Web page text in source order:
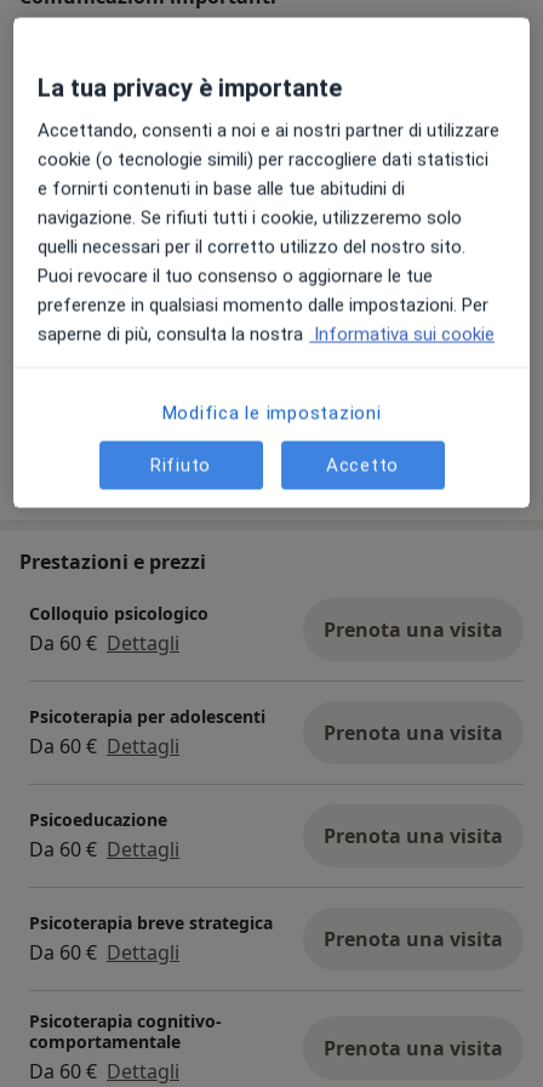
di orientamento alla persona che mi si rivolge,
attraverso la quale identifico i suoi bisogni profondi,
gli elementi di difficoltà e le risorse, le esigenze di
benessere a breve e a lungo termine e i passi che può
percorrere per stare meglio (o per procedere lungo il
suo percorso di cambiamento o il suo cammino di
autorealizzazione).
Ecco perchè posso dire che il mio servizio è
INDIVIDUALIZZATO (su misura) e che la mia
GIA' vicepresidente dell'AEMeF Macroregione Nord,
membro fondatore della rete multiprofessionale
"Rosa dei Venti", membro del comitato scientifico
esperto delle relazioni nella pratica collaborativa,
supervisore di operatori sanitari, operatrice in progetti
di promozione della salute nelle scuole Avis,
ricercatrice al Dipartimento di Psicologia di Bologna,
dirigente psicologa di comunità psichiatriche... In
futuro mi propongo di continuare la mia crescita
personale e professionale verso ambiti di
specializzazione sempre nuovi, nell'ottica di
comprendere sempre piu' a fondo l'animo umano, di
poter scoprire un senso sempre più ampio
all'esperienza che ciascuno di noi fa e di realizzare
sempre più me stessa nel mio cammino.
"I viaggi più lunghi iniziano con un primo passo" (Lao
Tze).
A seguito della prenotazione, verrai contattato
per un primo colloquio telefonico gratuito.
15/08/2024
Mostra di più (2)
Prestazioni e prezzi
Colloquio psicologico
Da 60 € Dettagli Prenota una visita
Psicoterapia per adolescenti
Da 60 € Dettagli Prenota una visita
Psicoeducazione
Da 60 € Dettagli Prenota una visita
Psicoterapia breve strategica
Da 60 € Dettagli Prenota una visita
Psicoterapia cognitivo-
comportamentale
Da 60 € Dettagli
Prenota una visita
La tua privacy è importante
Accettando, consenti a noi e ai nostri partner di utilizzare
cookie (o tecnologie simili) per raccogliere dati statistici
e fornirti contenuti in base alle tue abitudini di
navigazione. Se rifiuti tutti i cookie, utilizzeremo solo
quelli necessari per il corretto utilizzo del nostro sito.
Puoi revocare il tuo consenso o aggiornare le tue
preferenze in qualsiasi momento dalle impostazioni. Per
saperne di più, consulta la nostra Informativa sui cookie
Modifica le impostazioni
Rifiuto Accetto